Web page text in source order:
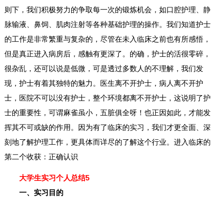
则下，我们积极努力的争取每一次的锻炼机会，如口腔护理、静
脉输液、鼻饲、肌肉注射等各种基础护理的操作。我们知道护士
的工作是非常繁重与复杂的，尽管在未入临床之前也有所感悟，
但是真正进入病房后，感触有更深了。的确，护士的活很零碎，
很杂乱，还可以说是低微，可是透过多数人的不理解，我们发
现，护士有着其独特的魅力。医生离不开护士，病人离不开护
士，医院不可以没有护士，整个环境都离不开护士，这说明了护
士的重要性，可谓麻雀虽小，五脏俱全呀！也正因如此，才能发
挥其不可或缺的作用。因为有了临床的实习，我们才更全面、深
刻地了解护理工作，更具体而详尽的了解这个行业。进入临床的
第二个收获：正确认识
大学生实习个人总结5
一、实习目的